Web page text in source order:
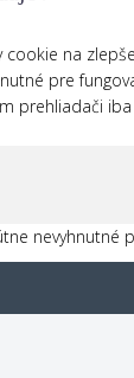
na
pre
prehliadači
nevyhnutné